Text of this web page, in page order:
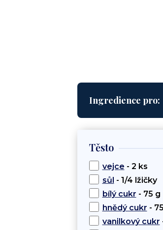
Ingredience pro:
Těsto
vejce - 2 ks
sůl - 1/4 lžičky
bílý cukr - 75 g
hnědý cukr -
vanilkový cukr